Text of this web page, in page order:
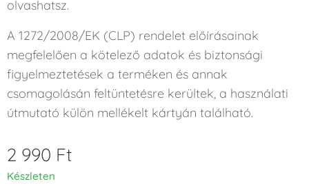
olvashatsz.
A 1272/2008/EK (CLP) rendelet előírásainak
megfelelően a kötelező adatok és biztonsági
figyelmeztetések a terméken és annak
csomagolásán feltüntetésre kerültek, a használati
útmutató külön mellékelt kártyán található.
2 990 Ft
Készleten